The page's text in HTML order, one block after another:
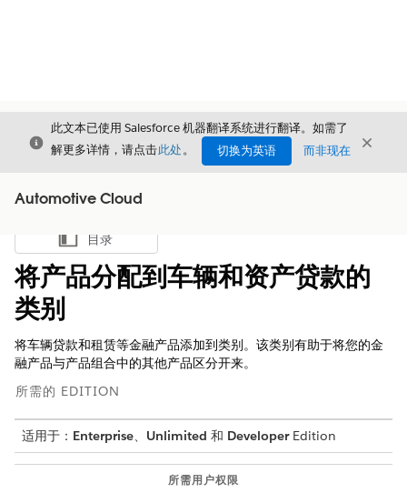
关闭
此文本已使用 Salesforce 机器翻译系统进行翻译。如需了
解更多详情，请点击此处。 切换为英语 而非现在 关闭
Automotive Cloud
显示目录
目录
将产品分配到车辆和资产贷款的
类别
将车辆贷款和租赁等金融产品添加到类别。该类别有助于将您的金
融产品与产品组合中的其他产品区分开来。
所需的 EDITION
适用于： Enterprise、 Unlimited 和 DeveloperEdition
所需用户权限